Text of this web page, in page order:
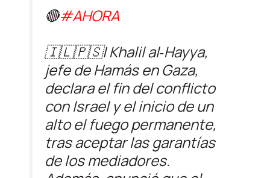
🔴#AHORA
🇮🇱🇵🇸| Khalil al‑Hayya,
jefe de Hamás en Gaza,
declara el fin del conflicto
con Israel y el inicio de un
alto el fuego permanente,
tras aceptar las garantías
de los mediadores.